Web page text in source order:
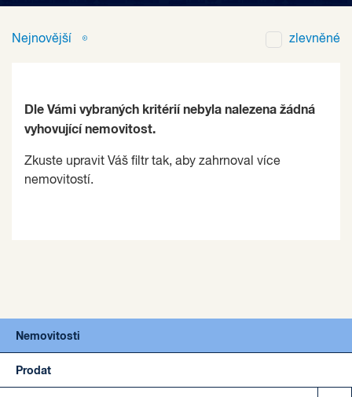
Nejnovější zlevněné
Dle Vámi vybraných kritérií nebyla nalezena žádná
vyhovující nemovitost.
Zkuste upravit Váš filtr tak, aby zahrnoval více
nemovitostí.
Nemovitosti
Prodat